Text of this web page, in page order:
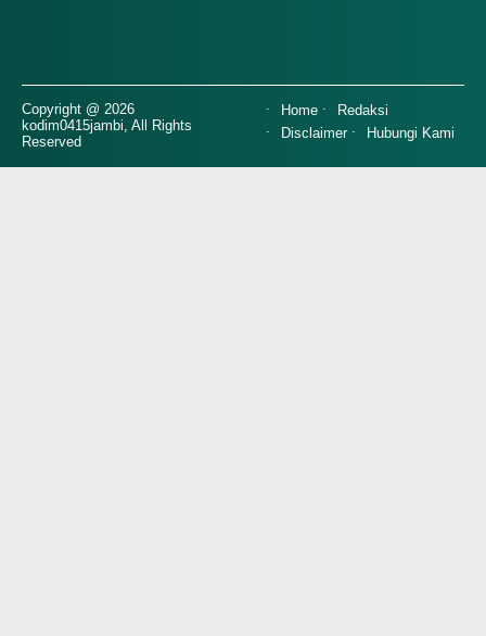
Copyright @ 2026
kodim0415jambi, All Rights
Reserved
Home
Redaksi
Disclaimer
Hubungi Kami